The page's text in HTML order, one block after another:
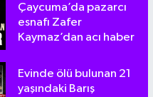
Çaycuma’da pazarcı
esnafı Zafer
Kaymaz’dan acı haber
Evinde ölü bulunan 21
yaşındaki Barış